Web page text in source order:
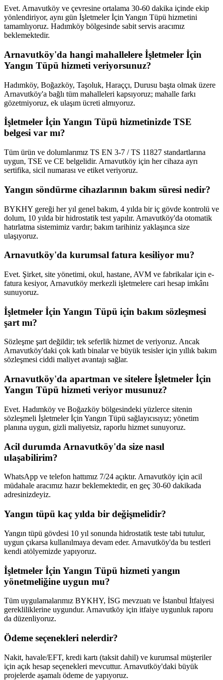
Evet. Arnavutköy ve çevresine ortalama 30-60 dakika içinde ekip
yönlendiriyor, aynı gün İşletmeler İçin Yangın Tüpü hizmetini
tamamlıyoruz. Hadımköy bölgesinde sabit servis aracımız
beklemektedir.
Arnavutköy'da hangi mahallelere İşletmeler İçin
Yangın Tüpü hizmeti veriyorsunuz?
Hadımköy, Boğazköy, Taşoluk, Haraççı, Durusu başta olmak üzere
Arnavutköy'a bağlı tüm mahalleleri kapsıyoruz; mahalle farkı
gözetmiyoruz, ek ulaşım ücreti almıyoruz.
İşletmeler İçin Yangın Tüpü hizmetinizde TSE
belgesi var mı?
Tüm ürün ve dolumlarımız TS EN 3-7 / TS 11827 standartlarına
uygun, TSE ve CE belgelidir. Arnavutköy için her cihaza ayrı
sertifika, sicil numarası ve etiket veriyoruz.
Yangın söndürme cihazlarının bakım süresi nedir?
BYKHY gereği her yıl genel bakım, 4 yılda bir iç gövde kontrolü ve
dolum, 10 yılda bir hidrostatik test yapılır. Arnavutköy'da otomatik
hatırlatma sistemimiz vardır; bakım tarihiniz yaklaşınca size
ulaşıyoruz.
Arnavutköy'da kurumsal fatura kesiliyor mu?
Evet. Şirket, site yönetimi, okul, hastane, AVM ve fabrikalar için e-
fatura kesiyor, Arnavutköy merkezli işletmelere cari hesap imkânı
sunuyoruz.
İşletmeler İçin Yangın Tüpü için bakım sözleşmesi
şart mı?
Sözleşme şart değildir; tek seferlik hizmet de veriyoruz. Ancak
Arnavutköy'daki çok katlı binalar ve büyük tesisler için yıllık bakım
sözleşmesi ciddi maliyet avantajı sağlar.
Arnavutköy'da apartman ve sitelere İşletmeler İçin
Yangın Tüpü hizmeti veriyor musunuz?
Evet. Hadımköy ve Boğazköy bölgesindeki yüzlerce sitenin
sözleşmeli İşletmeler İçin Yangın Tüpü sağlayıcısıyız; yönetim
planına uygun, gizli maliyetsiz, raporlu hizmet sunuyoruz.
Acil durumda Arnavutköy'da size nasıl
ulaşabilirim?
WhatsApp ve telefon hattımız 7/24 açıktır. Arnavutköy için acil
müdahale aracımız hazır beklemektedir, en geç 30-60 dakikada
adresinizdeyiz.
Yangın tüpü kaç yılda bir değişmelidir?
Yangın tüpü gövdesi 10 yıl sonunda hidrostatik teste tabi tutulur,
uygun çıkarsa kullanılmaya devam eder. Arnavutköy'da bu testleri
kendi atölyemizde yapıyoruz.
İşletmeler İçin Yangın Tüpü hizmeti yangın
yönetmeliğine uygun mu?
Tüm uygulamalarımız BYKHY, İSG mevzuatı ve İstanbul İtfaiyesi
gerekliliklerine uygundur. Arnavutköy için itfaiye uygunluk raporu
da düzenliyoruz.
Ödeme seçenekleri nelerdir?
Nakit, havale/EFT, kredi kartı (taksit dahil) ve kurumsal müşteriler
için açık hesap seçenekleri mevcuttur. Arnavutköy'daki büyük
projelerde aşamalı ödeme de yapıyoruz.